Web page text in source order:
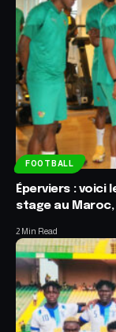
FOOTBALL
Éperviers : voici
stage au Maroc,
2 Min Read